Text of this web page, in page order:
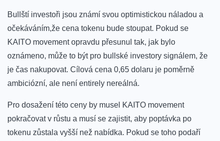
Bullští investoři jsou známí svou optimistickou náladou a
očekáváním,že cena tokenu bude ‍stoupat. Pokud se
KAITO movement opravdu přesunul tak, jak bylo
oznámeno, může to být pro bullské investory signálem, že
je čas nakupovat. Cílová cena 0,65 dolaru je‌ poměrně
ambiciózní, ale není entirely nereálná.
Pro dosažení⁢ této ceny by musel KAITO movement
pokračovat v růstu a musí se zajistit, aby poptávka po
tokenu zůstala vyšší než nabídka. Pokud ⁤se toho‌ podaří